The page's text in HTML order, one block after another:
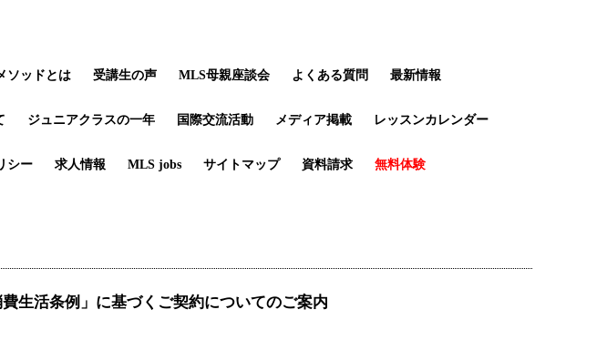
ソッドとは 受講生の声 MLS母親座談会 よくある質問 最新情報
ジュニアクラスの一年 国際交流活動 メディア掲載 レッスンカレンダー
シー 求人情報 MLS jobs サイトマップ 資料請求 無料体験
生活条例」に基づくご契約についてのご案内